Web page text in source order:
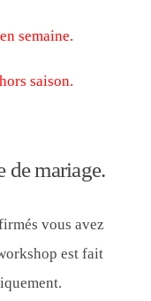
semaine.
saison.
de mariage.
vous avez
est fait